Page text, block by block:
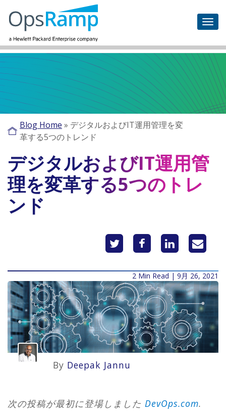
Blog Home » デジタルおよびIT運用管理を変
革する5つのトレンド
デジタルおよびIT運用管
理を変革する5つのトレ
ンド
2 Min Read | 9月 26, 2021
By Deepak Jannu
次の投稿が最初に登場しました DevOps.com.